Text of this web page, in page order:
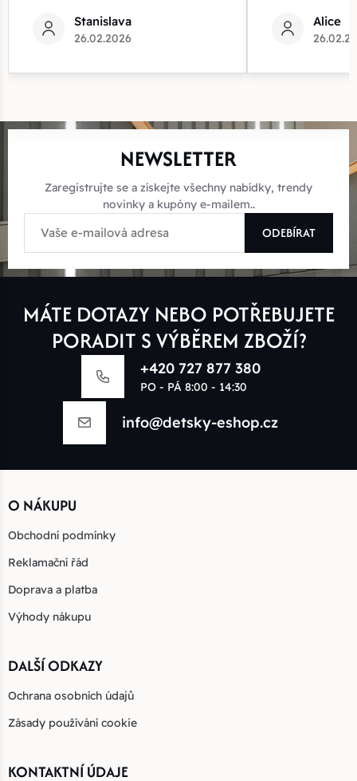
Stanislava
26.02.2026
Alice
NEWSLETTER
Zaregistrujte se a získejte všechny nabídky, trendy
novinky a kupóny e-mailem..
ODEBÍRAT
MÁTE DOTAZY NEBO POTŘEBUJETE
PORADIT S VÝBĚREM ZBOŽÍ?
+420 727 877 380
PO - PÁ 8:00 - 14:30
info@detsky-eshop.cz
O NÁKUPU
Obchodní podmínky
Reklamační řád
Doprava a platba
Výhody nákupu
DALŠÍ ODKAZY
Ochrana osobních údajů
Zásady používání cookie
KONTAKTNÍ ÚDAJE